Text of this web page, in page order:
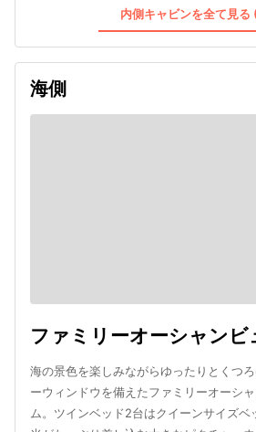
内側キャビンを全て見る
海側
ファミリーオーシャンビ
海の景色を楽しみながらゆったりとくつ
ーウィンドウを備えたファミリーオーシ
ム。ツインベッド2台はクイーンサイズベ